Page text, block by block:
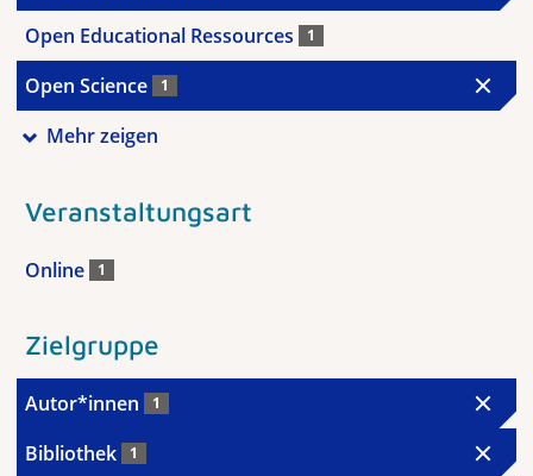
Open Educational Ressources 1
Open Science 1
Mehr zeigen
Veranstaltungsart
Online 1
Zielgruppe
Autor*innen 1
Bibliothek 1